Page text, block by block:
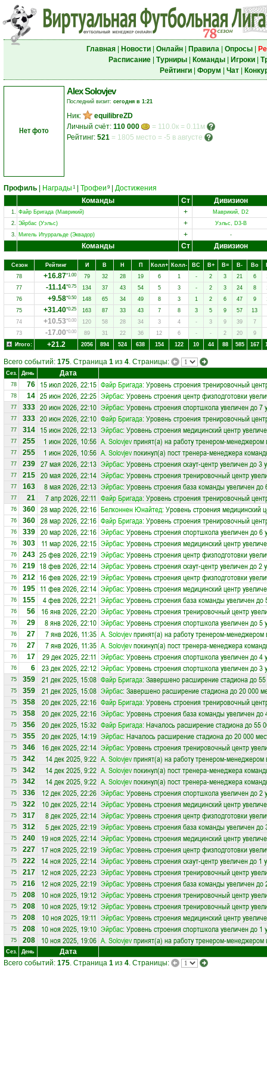
Главная| Новости| Онлайн| Правила| Опросы|
Расписание| Турниры| Команды| Игроки|
Рейтинги| Форум Чат|
Нет фото
Alex Solovjev
Последний визит: сегодня в 1:21
Ник:
equilibreZD
Личный счёт: 110 000
= 110.0к = 0.11м
Рейтинг: 521 = 1805 место = -5 в августе
Профиль Награды 1 Трофеи 9
Достижения
Команды
Ст Дивизион
1. Файр Бригада (Маврикий) +
Маврикий, D2
2. Эйрбас (Уэльс) +
Уэльс, D3-B
3. Мигель Итурральде (Эквадор) + -
Команды Ст Дивизион
Сезон Рейтинг И В Н П Колл+ Колл- ВC В+ В= В- Вo
78
+16.87*1.00 79 32 28 19 6 1 - 2 3 21 6
77
-11.14*0.75 134 37 43 54 5 3 - 2 3 24 8
76
+9.58*0.50 148 65 34 49 8 3 1 2 6 47 9
75
+31.40*0.25 163 87 33 43 7 8 3 5 9 57
13
74
+10.53*0.00 120 58 28 34 3 4 - 3 9 39
7
73
-17.00*0.00 89 31 22 36 12 6 - - 2 20
9
Итого:
+21.2 2056 894 524 638 154 122 10 44 88 585 167
Всего событий: 175. Страница 1 из 4. Страницы:
Сез. День Дата
78 76 15 июл 2026, 22:15 Файр Бригада: Уровень строения тренировочный
78 14 25 июн 2026, 22:25 Эйрбас: Уровень строения центр физподготовки
77 333 20 июн 2026, 22:10 Эйрбас: Уровень строения спортшкола увеличен до 7
77 333 20 июн 2026, 22:10 Файр Бригада: Уровень строения тренировочный
77 314 15 июн 2026, 22:13 Эйрбас: Уровень строения медицинский центр
77 255 1 июн 2026, 10:56 A. Solovjevпринят(а) на работу тренером-
77 255 1 июн 2026, 10:56 A. Solovjevпокинул(а) пост тренера-менеджера
77 239 27 мая 2026, 22:13 Эйрбас: Уровень строения скаут-центр увеличен до 3
77 215 20 мая 2026, 22:14 Эйрбас: Уровень строения тренировочный центр
77 163 8 мая 2026, 22:13 Эйрбас: Уровень строения база команды увеличен до
77 21 7 апр 2026, 22:11 Файр Бригада: Уровень строения тренировочный
76 360 28 мар 2026, 22:16 Белконнен Юнайтед: Уровень строения медицинский
76 360 28 мар 2026, 22:16 Файр Бригада: Уровень строения тренировочный
76 339 20 мар 2026, 22:16 Эйрбас: Уровень строения спортшкола увеличен до 6
76 303 11 мар 2026, 22:15 Эйрбас: Уровень строения медицинский центр
76 243 25 фев 2026, 22:19 Эйрбас: Уровень строения центр физподготовки
76 219 18 фев 2026, 22:14 Эйрбас: Уровень строения скаут-центр увеличен до 2
76 212 16 фев 2026, 22:19 Эйрбас: Уровень строения центр физподготовки
76 195 11 фев 2026, 22:14 Эйрбас: Уровень строения медицинский центр
76 155 4 фев 2026, 22:21 Эйрбас: Уровень строения база команды увеличен до
76 56 16 янв 2026, 22:20 Эйрбас: Уровень строения тренировочный центр
76 29 8 янв 2026, 22:10 Эйрбас: Уровень строения спортшкола увеличен до 5
76 27 7 янв 2026, 11:35 A. Solovjevпринят(а) на работу тренером-
76 27 7 янв 2026, 11:35 A. Solovjevпокинул(а) пост тренера-менеджера
76 17 29 дек 2025, 22:11 Эйрбас: Уровень строения спортшкола увеличен до 4
76 6 23 дек 2025, 22:12 Эйрбас: Уровень строения спортшкола увеличен до 3
75 359 21 дек 2025, 15:08 Файр Бригада: Завершено расширение стадиона до
75 359 21 дек 2025, 15:08 Эйрбас: Завершено расширение стадиона до 20 000
75 358 20 дек 2025, 22:16 Файр Бригада: Уровень строения тренировочный
75 358 20 дек 2025, 22:16 Эйрбас: Уровень строения база команды увеличен до
75 356 20 дек 2025, 15:32 Файр Бригада: Началось расширение стадиона до 55
75 355 20 дек 2025, 14:19 Эйрбас: Началось расширение стадиона до 20 000
75 346 16 дек 2025, 22:14 Эйрбас: Уровень строения тренировочный центр
75 342 14 дек 2025, 9:22 A. Solovjevпринят(а) на работу тренером-
75 342 14 дек 2025, 9:22 A. Solovjevпокинул(а) пост тренера-менеджера
75 342 14 дек 2025, 9:22 A. Solovjevпокинул(а) пост тренера-менеджера
75 336 12 дек 2025, 22:26 Эйрбас: Уровень строения спортшкола увеличен до 2
75 322 10 дек 2025, 22:14 Эйрбас: Уровень строения медицинский центр
75 317 8 дек 2025, 22:14 Эйрбас: Уровень строения центр физподготовки
75 312 5 дек 2025, 22:19 Эйрбас: Уровень строения база команды увеличен до
75 240 19 ноя 2025, 22:14 Эйрбас: Уровень строения медицинский центр
75 227 17 ноя 2025, 22:19 Эйрбас: Уровень строения центр физподготовки
75 222 14 ноя 2025, 22:14 Эйрбас: Уровень строения скаут-центр увеличен до 1
75 217 12 ноя 2025, 22:23 Эйрбас: Уровень строения тренировочный центр
75 216 12 ноя 2025, 22:19 Эйрбас: Уровень строения база команды увеличен до
75 208 10 ноя 2025, 19:12 Эйрбас: Уровень строения тренировочный центр
75 208 10 ноя 2025, 19:12 Эйрбас: Уровень строения тренировочный центр
75 208 10 ноя 2025, 19:11 Эйрбас: Уровень строения медицинский центр
75 208 10 ноя 2025, 19:10 Эйрбас: Уровень строения спортшкола увеличен до 1
75 208 10 ноя 2025, 19:06 A. Solovjevпринят(а) на работу тренером-
Сез. День
Дата
Всего событий: 175. Страница 1 из 4. Страницы: